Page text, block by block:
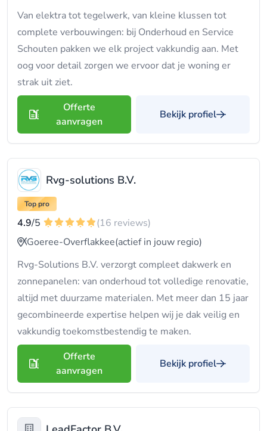
Van elektra tot tegelwerk, van kleine klussen tot
complete verbouwingen: bij Onderhoud en Service
Schouten pakken we elk project vakkundig aan. Met
oog voor detail zorgen we ervoor dat je woning er
strak uit ziet.
Offerte
aanvragen
Bekijk profiel
Rvg-solutions B.V.
Top pro
4.9/5
(16 reviews)
Goeree-Overflakkee(actief in jouw regio)
Rvg-Solutions B.V. verzorgt compleet dakwerk en
zonnepanelen: van onderhoud tot volledige renovatie,
altijd met duurzame materialen. Met meer dan 15 jaar
gecombineerde expertise helpen wij je dak veilig en
vakkundig toekomstbestendig te maken.
Offerte
aanvragen
Bekijk profiel